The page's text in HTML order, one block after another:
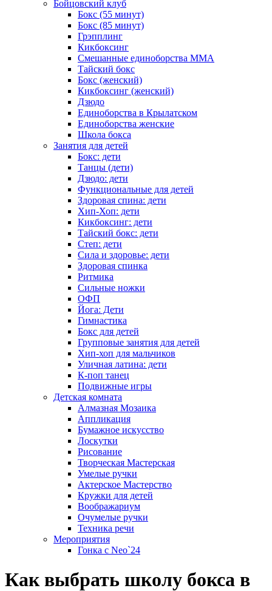
Бойцовский клуб
Бокс (55 минут)
Бокс (85 минут)
Грэпплинг
Кикбоксинг
Смешанные единоборства ММА
Тайский бокс
Бокс (женский)
Кикбоксинг (женский)
Дзюдо
Единоборства в Крылатском
Единоборства женские
Школа бокса
Занятия для детей
Бокс: дети
Танцы (дети)
Дзюдо: дети
Функциональные для детей
Здоровая спина: дети
Хип-Хоп: дети
Кикбоксинг: дети
Тайский бокс: дети
Степ: дети
Сила и здоровье: дети
Здоровая спинка
Ритмика
Сильные ножки
ОФП
Йога: Дети
Гимнастика
Бокс для детей
Групповые занятия для детей
Хип-хоп для мальчиков
Уличная латина: дети
К-поп танец
Подвижные игры
Детская комната
Алмазная Мозаика
Аппликация
Бумажное искусство
Лоскутки
Рисование
Творческая Мастерская
Умелые ручки
Актерское Мастерство
Кружки для детей
Воображариум
Очумелые ручки
Техника речи
Мероприятия
Гонка с Neo`24
Как выбрать школу бокса в